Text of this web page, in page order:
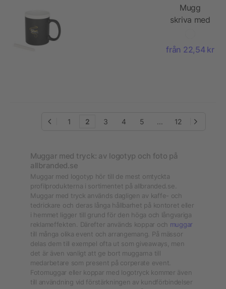
Mugg
skriva med
från 22,54 kr
1 2 3 4 5 ... 12
Muggar med tryck: av logotyp och foto på
allbranded.se
Muggar med logotyp hör till de mest omtyckta
profilprodukterna i sortimentet på allbranded.se.
Muggar med tryck används dagligen av kaffe- och
tedrickare och deras långa hållbarhet på kontoret eller
i hemmet ligger till grund för den höga och långvariga
reklameffekten. Därefter används koppar och muggar
till många olika event och arrangemang. På mässor
delas dem till exempel ofta ut som giveaways, men
det är även vanligt att ge bort muggarna till
medarbetare som present på corperate event.
Fotomuggar eller koppar med logotryck kommer även
till användning vid förstärkningen av kundförbindelser